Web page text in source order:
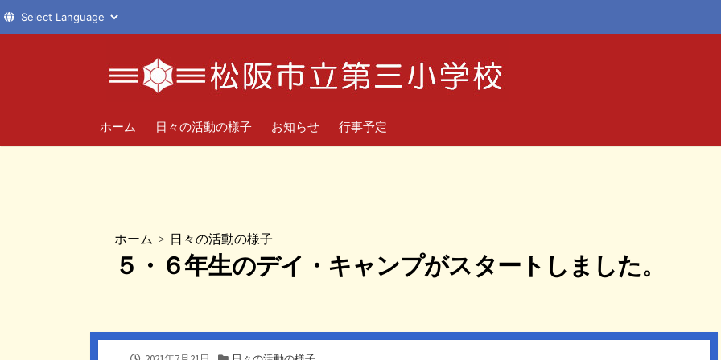
へ
ホーム 日々の活動の様子 お知らせ 行事予定
ホーム > 日々の活動の様子
５・６年生のデイ・キャンプがスタートしました。
公
カ